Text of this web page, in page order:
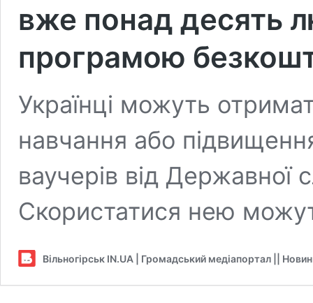
вже понад десять
програмою
Українці можуть
навчання або
ваучерів від Державної
Скористатися нею
Вільногірськ IN.UA | Громадський медіапортал ||